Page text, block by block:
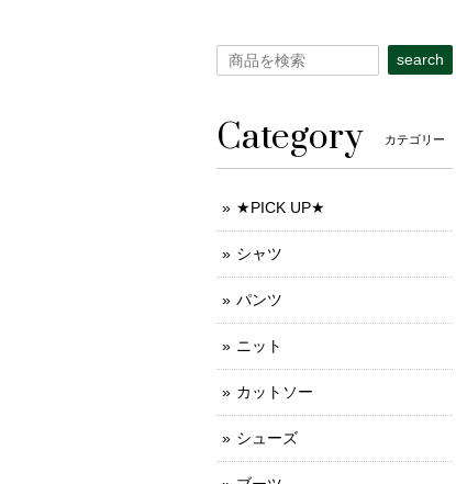
search
Category カテゴリー
★PICK UP★
シャツ
パンツ
ニット
カットソー
シューズ